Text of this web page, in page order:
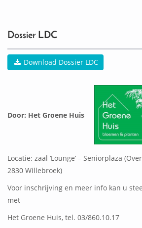
Dossier LDC
Download Dossier LDC
Door: Het Groene Huis
Locatie: zaal ‘Lounge’ – Seniorplaza
2830 Willebroek)
Voor inschrijving en meer info kan u
met
Het Groene Huis, tel. 03/860.10.17